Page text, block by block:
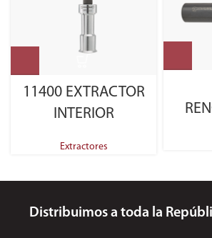
11400 EXTRACTOR
INTERIOR
Extractores
Distribuimos a toda la